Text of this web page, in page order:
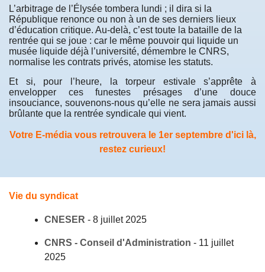
L’arbitrage de l’Élysée tombera lundi ; il dira si la
République renonce ou non à un de ses derniers lieux
d’éducation critique. Au-delà, c’est toute la bataille de la
rentrée qui se joue : car le même pouvoir qui liquide un
musée liquide déjà l’université, démembre le CNRS,
normalise les contrats privés, atomise les statuts.
Et si, pour l’heure, la torpeur estivale s’apprête à
envelopper ces funestes présages d’une douce
insouciance, souvenons-nous qu’elle ne sera jamais aussi
brûlante que la rentrée syndicale qui vient.
Votre E-média vous retrouvera le 1er septembre d'ici là,
restez curieux!
Vie du syndicat
CNESER - 8 juillet 2025
CNRS - Conseil d'Administration - 11 juillet
2025